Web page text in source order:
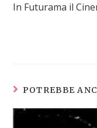
In Futurama il
POTREBBE